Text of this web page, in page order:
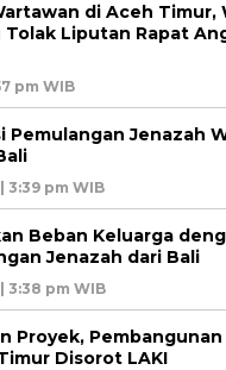
di Aceh Timur,
Liputan Rapat
pm WIB
Pemulangan Jenazah
3:39 pm WIB
Beban Keluarga
Jenazah dari Bali
3:38 pm WIB
Proyek, Pembangunan
Disorot LAKI